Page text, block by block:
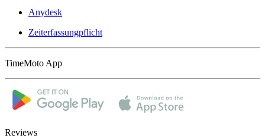
Anydesk
Zeiterfassungpflicht
TimeMoto App
Reviews